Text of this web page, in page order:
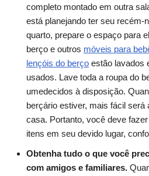
completo montado em outra
está planejando ter seu recém-
quarto, prepare o espaço para
berço e outros móveis para
lençóis do berço estão lavados
usados. Lave toda a roupa do
umedecidos à disposição.
berçário estiver, mais fácil será
casa. Portanto, você deve
itens em seu devido lugar,
Obtenha tudo o que você
com amigos e familiares.